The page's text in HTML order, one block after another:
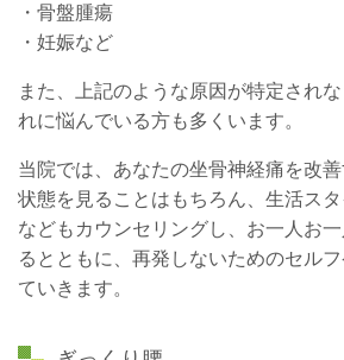
・骨盤腫瘍
・妊娠など
また、上記のような原因が特定され
れに悩んでいる方も多くいます。
当院では、あなたの坐骨神経痛を改
状態を見ることはもちろん、生活ス
などもカウンセリングし、お一人お
るとともに、再発しないためのセル
ていきます。